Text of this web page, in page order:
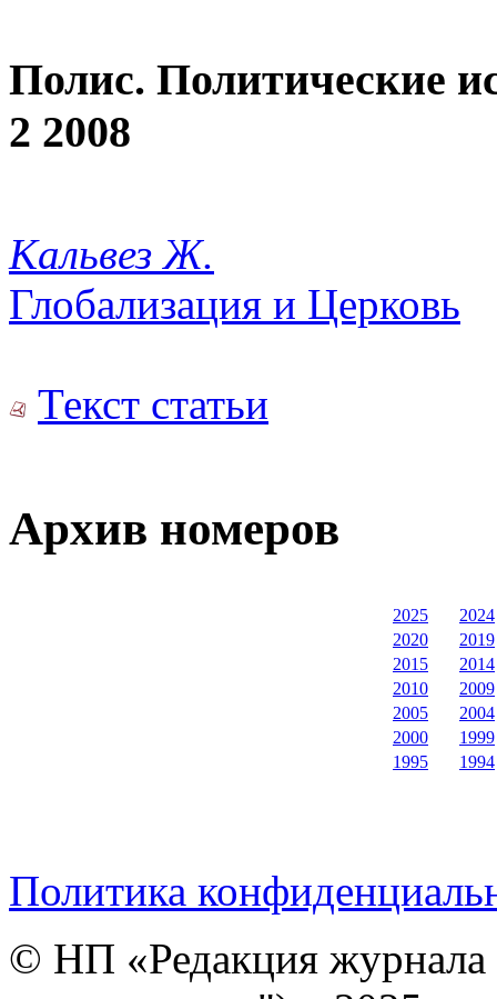
Полис. Политические
2 2008
Кальвез Ж.
Глобализация и Церковь
Текст статьи
Архив номеров
2025
2024
2020
2019
2015
2014
2010
2009
2005
2004
2000
1999
1995
1994
Политика
© НП «Редакция